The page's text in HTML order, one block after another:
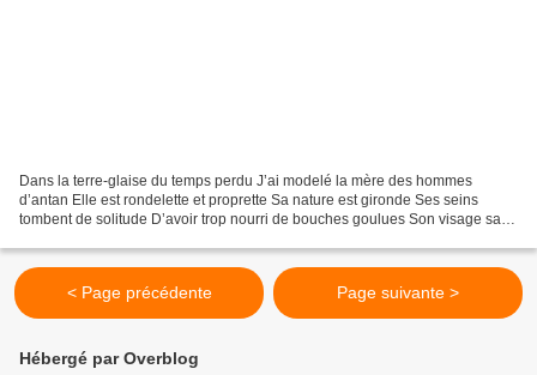
Dans la terre-glaise du temps perdu J’ai modelé la mère des hommes
d’antan Elle est rondelette et proprette Sa nature est gironde Ses seins
tombent de solitude D’avoir trop nourri de bouches goulues Son visage sans
< Page précédente Page suivante >
Hébergé par Overblog